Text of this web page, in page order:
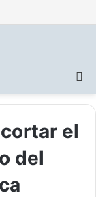
el
del